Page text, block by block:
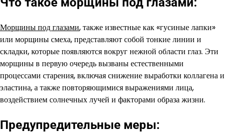
Морщины под глазами, также известные как «гусиные лапки»
или морщины смеха, представляют собой тонкие линии и
складки, которые появляются вокруг нежной области глаз. Эти
морщины в первую очередь вызваны естественными
процессами старения, включая снижение выработки коллагена и
эластина, а также повторяющимися выражениями лица,
воздействием солнечных лучей и факторами образа жизни.
Предупредительные меры: